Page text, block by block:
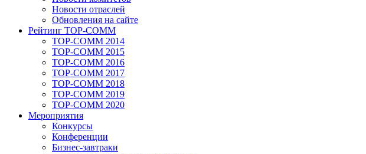
Новости отраслей
Обновления на сайте
Рейтинг TOP-COMM
TOP-COMM 2014
TOP-COMM 2015
TOP-COMM 2016
TOP-COMM 2017
TOP-COMM 2018
TOP-COMM 2019
TOP-COMM 2020
Мероприятия
Конкурсы
Конференции
Бизнес-завтраки